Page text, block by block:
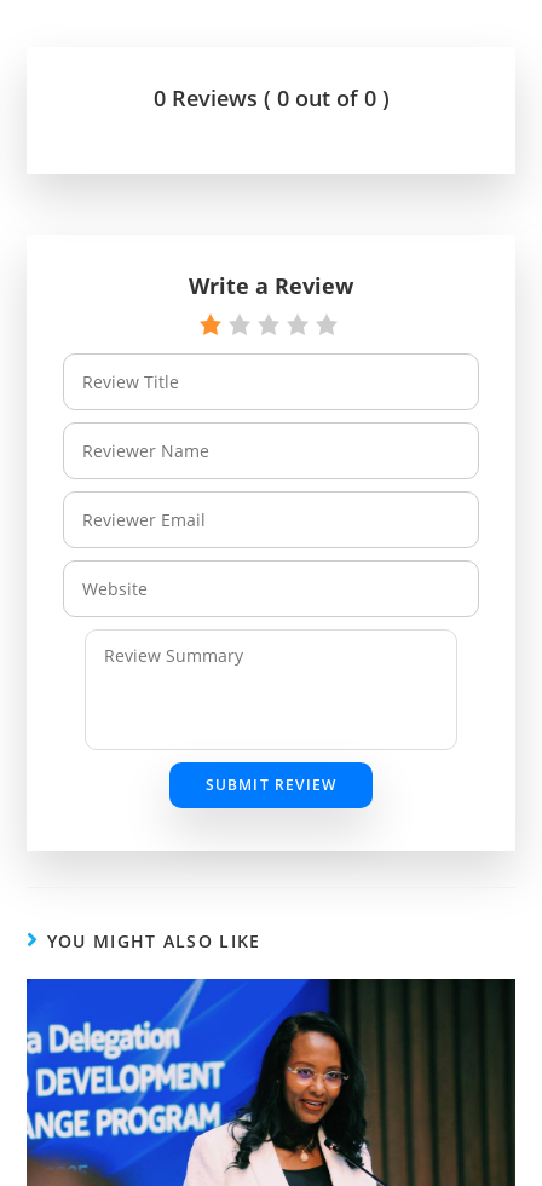
0 Reviews ( 0 out of 0 )
Write a Review
SUBMIT REVIEW
YOU MIGHT ALSO LIKE